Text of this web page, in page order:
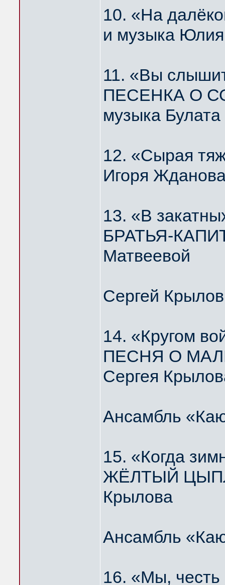
10. «На
и музыка
11. «Вы
ПЕСЕНКА О
музыка
12. «Сырая
Игоря
13. «В
БРАТЬЯ-
Матвеевой
Сергей Крылов
14. «Кругом
ПЕСНЯ О
Сергея
Ансамбль
15. «Когда
ЖЁЛТЫЙ
Крылова
Ансамбль
16. «Мы, честь